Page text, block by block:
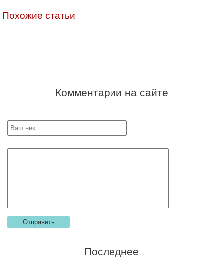
Похожие статьи
Комментарии на сайте
Последнее